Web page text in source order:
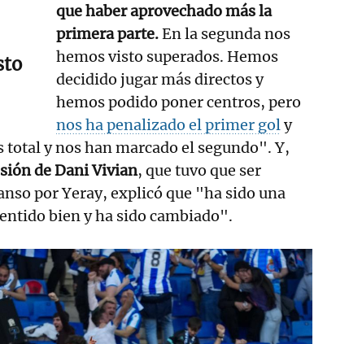
que haber aprovechado más la
primera parte.En la segunda nos
hemos visto superados. Hemos
decidido jugar más directos y
hemos podido poner centros, pero
nos ha penalizado el primer goly
total y nos han marcado el segundo". Y,
de Dani Vivian, que tuvo que ser
por Yeray, explicó que "ha sido una
bien y ha sido cambiado".